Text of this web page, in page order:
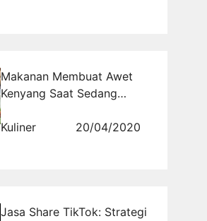
Makanan Membuat Awet
Kenyang Saat Sedang
Kuliner
20/04/2020
Jasa Share TikTok: Strategi